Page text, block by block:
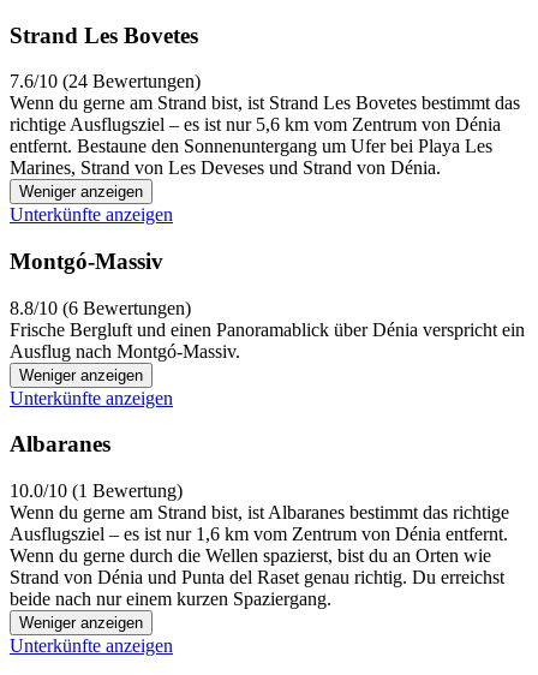
Strand Les Bovetes
7.6/10 (24 Bewertungen)
Wenn du gerne am Strand bist, ist Strand Les Bovetes bestimmt das
richtige Ausflugsziel – es ist nur 5,6 km vom Zentrum von Dénia
entfernt. Bestaune den Sonnenuntergang um Ufer bei Playa Les
Marines, Strand von Les Deveses und Strand von Dénia.
Weniger anzeigen
Unterkünfte anzeigen
Montgó-Massiv
8.8/10 (6 Bewertungen)
Frische Bergluft und einen Panoramablick über Dénia verspricht ein
Ausflug nach Montgó-Massiv.
Weniger anzeigen
Unterkünfte anzeigen
Albaranes
10.0/10 (1 Bewertung)
Wenn du gerne am Strand bist, ist Albaranes bestimmt das richtige
Ausflugsziel – es ist nur 1,6 km vom Zentrum von Dénia entfernt.
Wenn du gerne durch die Wellen spazierst, bist du an Orten wie
Strand von Dénia und Punta del Raset genau richtig. Du erreichst
beide nach nur einem kurzen Spaziergang.
Weniger anzeigen
Unterkünfte anzeigen